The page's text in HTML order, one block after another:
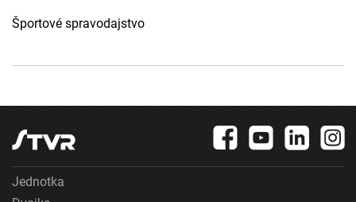
Športové spravodajstvo
Jednotka